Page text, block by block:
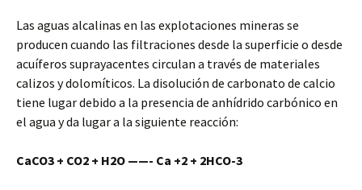
Las aguas alcalinas en las explotaciones mineras se
producen cuando las filtraciones desde la superficie o desde
acuíferos suprayacentes circulan a través de materiales
calizos y dolomíticos. La disolución de carbonato de calcio
tiene lugar debido a la presencia de anhídrido carbónico en
el agua y da lugar a la siguiente reacción:
CaCO3 + CO2 + H2O ——- Ca +2 + 2HCO-3